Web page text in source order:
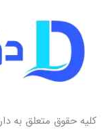
کلیه حقوق متعلق به